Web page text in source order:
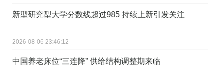
新型研究型大学分数线超过985 持续上新引发关注
2026-08-06 23:46:12
中国养老床位“三连降” 供给结构调整期来临